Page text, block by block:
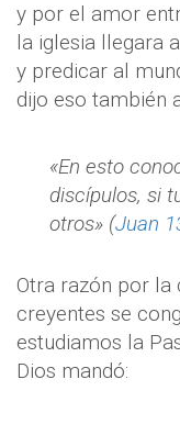
y por el amor
la iglesia llegara
y predicar al
dijo eso también
«En esto
discípulos, si
otros» (Juan
Otra razón por la
creyentes se
estudiamos la
Dios mandó: